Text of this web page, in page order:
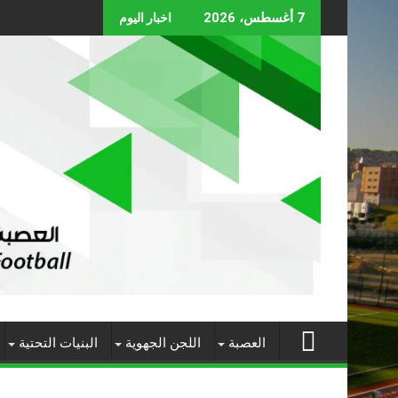
to
content
7 أغسطس، 2026 اخبار اليوم
العصبة اللجن الجهوية البنيات التحتية